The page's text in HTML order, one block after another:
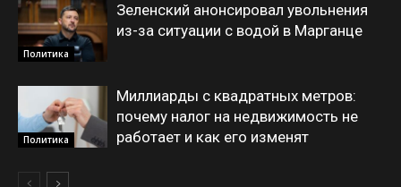
Политика
Зеленский анонсировал увольнения
из-за ситуации с водой в Марганце
Политика
Миллиарды с квадратных метров:
почему налог на недвижимость не
работает и как его изменят